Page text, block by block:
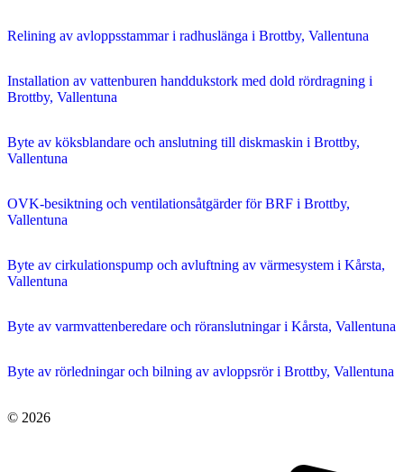
Relining av avloppsstammar i radhuslänga i Brottby, Vallentuna
Installation av vattenburen handdukstork med dold rördragning i
Brottby, Vallentuna
Byte av köksblandare och anslutning till diskmaskin i Brottby,
Vallentuna
OVK-besiktning och ventilationsåtgärder för BRF i Brottby,
Vallentuna
Byte av cirkulationspump och avluftning av värmesystem i Kårsta,
Vallentuna
Byte av varmvattenberedare och röranslutningar i Kårsta, Vallentuna
Byte av rörledningar och bilning av avloppsrör i Brottby, Vallentuna
© 2026